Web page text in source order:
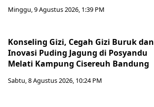
Minggu, 9 Agustus 2026, 1:39 PM
Konseling Gizi, Cegah Gizi Buruk dan
Inovasi Puding Jagung di Posyandu
Melati Kampung Cisereuh Bandung
Sabtu, 8 Agustus 2026, 10:24 PM